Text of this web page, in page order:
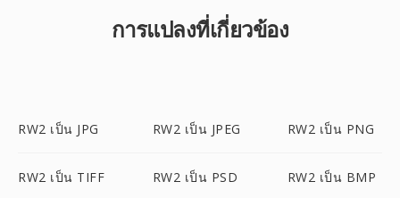
การแปลงที่เกี่ยวข้อง
RW2 เป็น JPG RW2 เป็น JPEG RW2 เป็น PNG
RW2 เป็น TIFF RW2 เป็น PSD RW2 เป็น BMP